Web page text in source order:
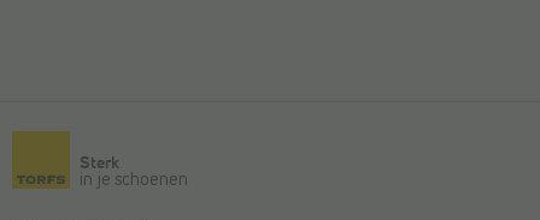
Sterk
in je schoenen